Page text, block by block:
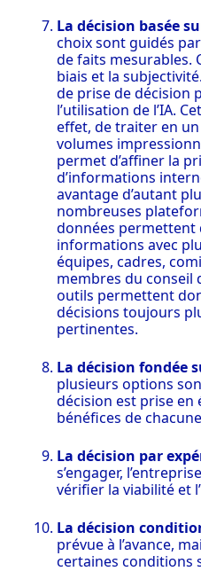
La décision basée
choix sont guidés
de faits mesurables.
biais et la
de prise de décision
l’utilisation de l’IA.
effet, de traiter en
volumes
permet d’affiner la
d’informations
avantage d’autant
nombreuses
données permettent
informations avec
équipes, cadres,
membres du conseil
outils permettent
décisions toujours
pertinentes.
La décision fondée
plusieurs options
décision est prise en
bénéfices de
La décision par
s’engager,
vérifier la viabilité et
La décision
prévue à l’avance,
certaines conditions